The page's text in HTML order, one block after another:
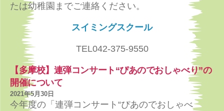
たは幼稚園までご連絡ください。
スイミングスクール
TEL042-375-9550
【多摩校】連弾コンサート“ぴあのでおしゃべり”の
開催について
2021年5月30日
今年度の「連弾コンサート“ぴあのでおしゃべ